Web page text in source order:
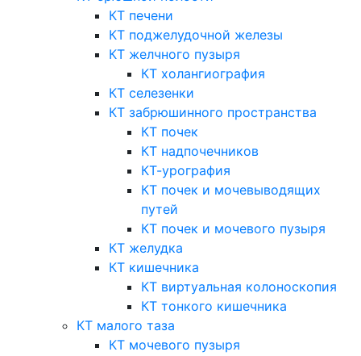
КТ печени
КТ поджелудочной железы
КТ желчного пузыря
КТ холангиография
КТ селезенки
КТ забрюшинного пространства
КТ почек
КТ надпочечников
КТ-урография
КТ почек и мочевыводящих
путей
КТ почек и мочевого пузыря
КТ желудка
КТ кишечника
КТ виртуальная колоноскопия
КТ тонкого кишечника
КТ малого таза
КТ мочевого пузыря